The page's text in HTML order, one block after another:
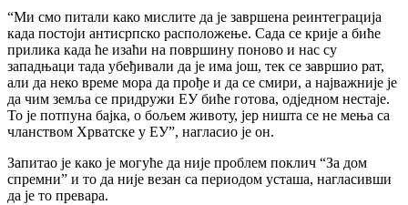
“Ми смо питали како мислите да је завршена реинтеграција
када постоји антисрпско расположење. Сада се крије а биће
прилика када ће изаћи на површину поново и нас су
западњаци тада убеђивали да је има још, тек се завршио рат,
али да неко време мора да прође и да се смири, а најважније је
да чим земља се придружи ЕУ биће готова, одједном нестаје.
То је потпуна бајка, о бољем животу, јер ништа се не мења са
чланством Хрватске у ЕУ”, нагласио је он.
Запитао је како је могуће да није проблем поклич “За дом
спремни” и то да није везан са периодом усташа, нагласивши
да је то превара.